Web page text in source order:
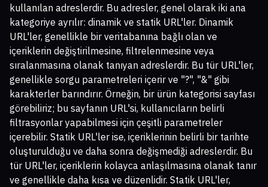
kullanılan adreslerdir. Bu adresler, genel olarak iki ana
kategoriye ayrılır: dinamik ve statik URL'ler. Dinamik
URL'ler, genellikle bir veritabanına bağlı olan ve
içeriklerin değiştirilmesine, filtrelenmesine veya
sıralanmasına olanak tanıyan adreslerdir. Bu tür URL'ler,
genellikle sorgu parametreleri içerir ve "?", "&" gibi
karakterler barındırır. Örneğin, bir ürün kategorisi sayfası
görebiliriz; bu sayfanın URL'si, kullanıcıların belirli
filtrasyonlar yapabilmesi için çeşitli parametreler
içerebilir. Statik URL'ler ise, içeriklerinin belirli bir tarihte
oluşturulduğu ve daha sonra değişmediği adreslerdir. Bu
tür URL'ler, içeriklerin kolayca anlaşılmasına olanak tanır
ve genellikle daha kısa ve düzenlidir. Statik URL'ler,